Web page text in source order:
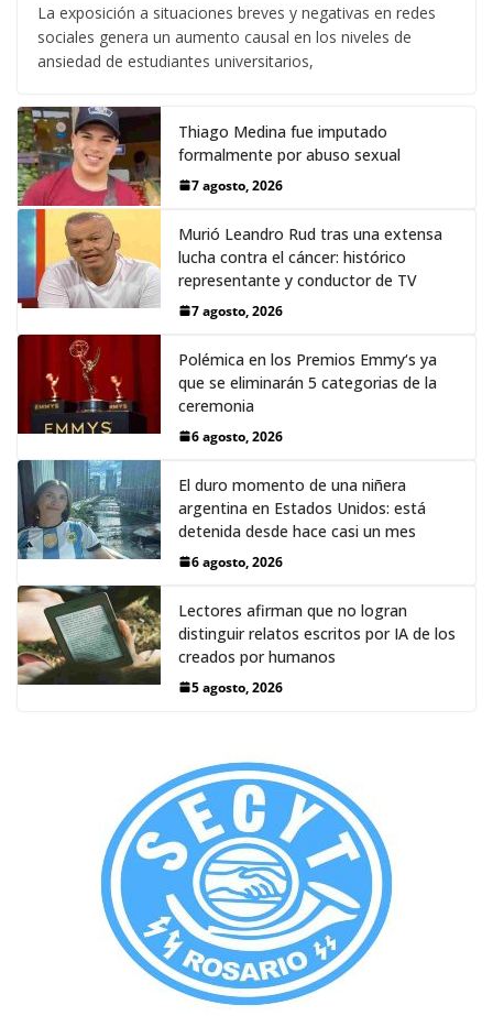
La exposición a situaciones breves y negativas en redes
sociales genera un aumento causal en los niveles de
ansiedad de estudiantes universitarios,
Thiago Medina fue imputado
formalmente por abuso sexual
7 agosto, 2026
Murió Leandro Rud tras una extensa
lucha contra el cáncer: histórico
representante y conductor de TV
7 agosto, 2026
Polémica en los Premios Emmy‘s ya
que se eliminarán 5 categorias de la
ceremonia
6 agosto, 2026
El duro momento de una niñera
argentina en Estados Unidos: está
detenida desde hace casi un mes
6 agosto, 2026
Lectores afirman que no logran
distinguir relatos escritos por IA de los
creados por humanos
5 agosto, 2026